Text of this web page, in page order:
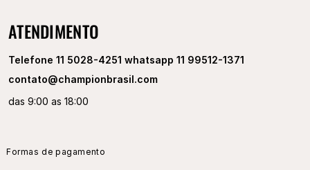
ATENDIMENTO
Telefone 11 5028-4251 whatsapp 11 99512-1371
contato@championbrasil.com
das 9:00 as 18:00
Formas de pagamento